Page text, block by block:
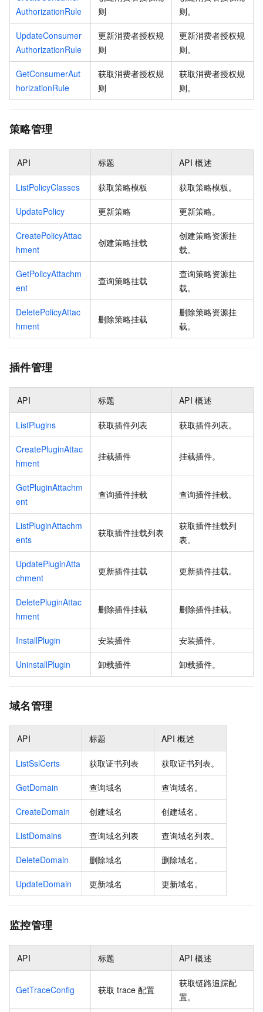
AuthorizationRule
则
则。
UpdateConsumer
AuthorizationRule
更新消费者授权规
则
更新消费者授权规
则。
GetConsumerAut
horizationRule
获取消费者授权规
则
获取消费者授权规
则。
策略管理
API 标题 API 概述
ListPolicyClasses 获取策略模板 获取策略模板。
UpdatePolicy 更新策略 更新策略。
CreatePolicyAttac
hment
创建策略挂载
创建策略资源挂
载。
GetPolicyAttachm
ent
查询策略挂载
查询策略资源挂
载。
DeletePolicyAttac
hment
删除策略挂载
删除策略资源挂
载。
插件管理
API 标题 API 概述
ListPlugins 获取插件列表 获取插件列表。
CreatePluginAttac
hment
挂载插件 挂载插件。
GetPluginAttachm
ent
查询插件挂载 查询插件挂载。
ListPluginAttachm
ents
获取插件挂载列表
获取插件挂载列
表。
UpdatePluginAtta
chment
更新插件挂载 更新插件挂载。
DeletePluginAttac
hment
删除插件挂载 删除插件挂载。
InstallPlugin 安装插件 安装插件。
UninstallPlugin 卸载插件 卸载插件。
域名管理
API 标题 API 概述
ListSslCerts 获取证书列表 获取证书列表。
GetDomain 查询域名 查询域名。
CreateDomain 创建域名 创建域名。
ListDomains 查询域名列表 查询域名列表。
DeleteDomain 删除域名 删除域名。
UpdateDomain 更新域名 更新域名。
监控管理
API 标题 API 概述
GetTraceConfig 获取 trace 配置
获取链路追踪配
置。